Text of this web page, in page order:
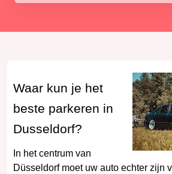
Waar kun je het
beste parkeren in
Dusseldorf?
In het centrum van
Düsseldorf moet uw auto echter zijn